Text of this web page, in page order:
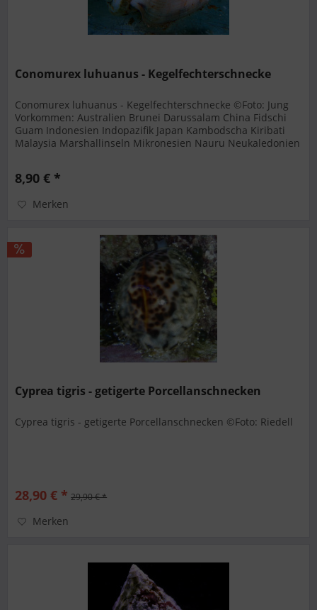
Conomurex luhuanus - Kegelfechterschnecke
Conomurex luhuanus - Kegelfechterschnecke ©Foto: Jung
Vorkommen: Australien Brunei Darussalam China Fidschi
Guam Indonesien Indopazifik Japan Kambodscha Kiribati
Malaysia Marshallinseln Mikronesien Nauru Neukaledonien
8,90 € *
Merken
Cyprea tigris - getigerte Porcellanschnecken
Cyprea tigris - getigerte Porcellanschnecken ©Foto: Riedell
28,90 € * 29,90 € *
Merken